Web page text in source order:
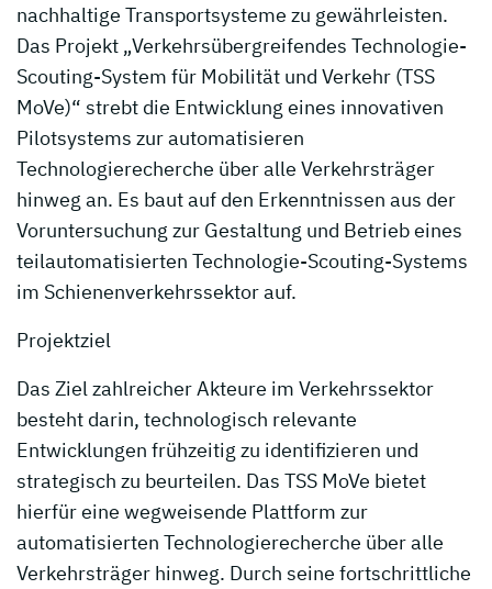
nachhaltige Transportsysteme zu gewährleisten.
Das Projekt „Verkehrsübergreifendes Technologie-
Scouting-System für Mobilität und Verkehr (TSS
MoVe)“ strebt die Entwicklung eines innovativen
Pilotsystems zur automatisieren
Technologierecherche über alle Verkehrsträger
hinweg an. Es baut auf den Erkenntnissen aus der
Voruntersuchung zur Gestaltung und Betrieb eines
teilautomatisierten Technologie-Scouting-Systems
im Schienenverkehrssektor auf.
Projektziel
Das Ziel zahlreicher Akteure im Verkehrssektor
besteht darin, technologisch relevante
Entwicklungen frühzeitig zu identifizieren und
strategisch zu beurteilen. Das TSS MoVe bietet
hierfür eine wegweisende Plattform zur
automatisierten Technologierecherche über alle
Verkehrsträger hinweg. Durch seine fortschrittliche